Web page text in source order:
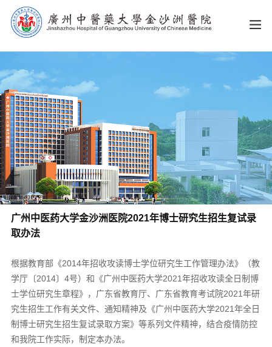
广州中医药大学金沙洲医院2021年博士研究生招生复试录
取办法
根据教育部《2014年招收攻读博士学位研究生工作管理办法》（教
学厅〔2014〕4号）和《广州中医药大学2021年招收攻读全日制博
士学位研究生章程》，广东省教育厅、广东省教育考试院2021年研
究生招生工作有关文件、通知精神及《广州中医药大学2021年全日
制博士研究生招生复试录取方案》等系列文件精神，结合疫情防控
和我院工作实际，制定本办法。